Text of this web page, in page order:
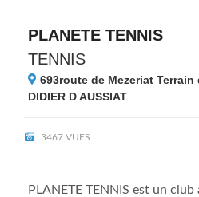
PLANETE TENNIS
TENNIS
693route de Mezeriat Terrain
DIDIER D AUSSIAT
3467 VUES
PLANETE TENNIS est un